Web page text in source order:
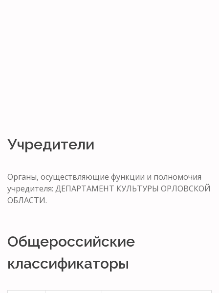
Учредители
Органы, осуществляющие функции и полномочия
учредителя: ДЕПАРТАМЕНТ КУЛЬТУРЫ ОРЛОВСКОЙ
ОБЛАСТИ.
Общероссийские
классификаторы